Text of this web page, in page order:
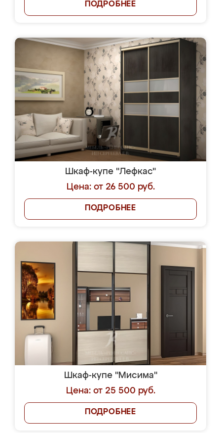
ПОДРОБНЕЕ
Шкаф-купе "Лефкас"
Цена: от 26 500 руб.
ПОДРОБНЕЕ
Шкаф-купе "Мисима"
Цена: от 25 500 руб.
ПОДРОБНЕЕ